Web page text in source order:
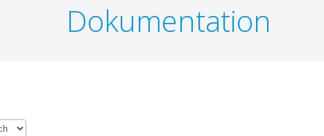
Dokumentation